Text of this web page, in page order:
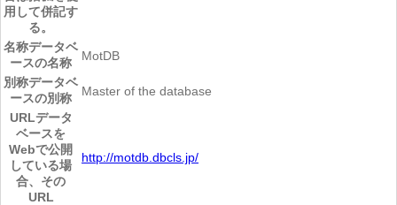
用して併記す
る。
名称データベ
ースの名称
MotDB
別称データベ
ースの別称
Master of the database
URLデータ
ベースを
Webで公開
している場
合、その
URL
http://motdb.dbcls.jp/